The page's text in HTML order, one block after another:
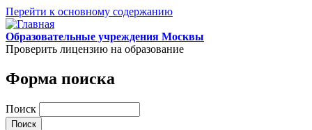
Перейти к основному содержанию
Образовательные учреждения Москвы
Проверить лицензию на образование
Форма поиска
Поиск